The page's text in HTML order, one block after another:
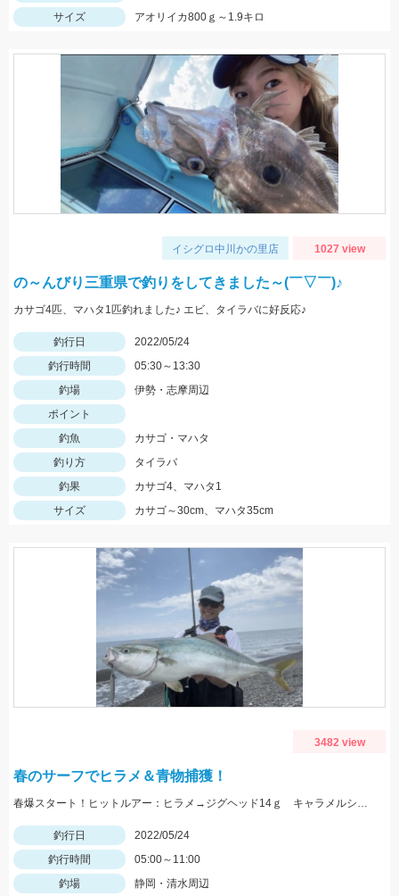
サイズ
アオリイカ800ｇ～1.9キロ
イシグロ中川かの里店 1027 view
の～んびり三重県で釣りをしてきました～(￣▽￣)♪
カサゴ4匹、マハタ1匹釣れました♪ エビ、タイラバに好反応♪
釣行日
2022/05/24
釣行時間
05:30～13:30
釣場
伊勢・志摩周辺
ポイント
釣魚
カサゴ・マハタ
釣り方
タイラバ
釣果
カサゴ4、マハタ1
サイズ
カサゴ～30cm、マハタ35cm
3482 view
春のサーフでヒラメ＆青物捕獲！
春爆スタート！ヒットルアー：ヒラメ→ジグヘッド14ｇ キャラメルシャッド3.5インチ。青物→Ｒサーディン40ｇ
釣行日
2022/05/24
釣行時間
05:00～11:00
釣場
静岡・清水周辺